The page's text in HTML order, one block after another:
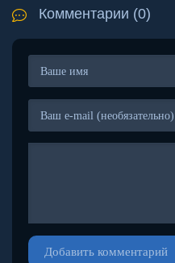
Комментарии (0)
Добавить комментарий